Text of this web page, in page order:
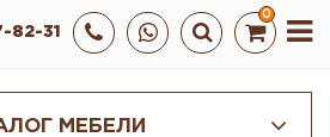
0
82-31
МЕБЕЛИ